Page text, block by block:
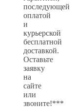
последующей
оплатой
и
курьерской
бесплатной
доставкой.
Оставьте
заявку
на
сайте
или
звоните!***